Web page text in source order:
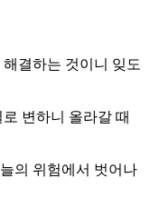
결하는 것이니 잊도
변하니 올라갈 때
의 위험에서 벗어나